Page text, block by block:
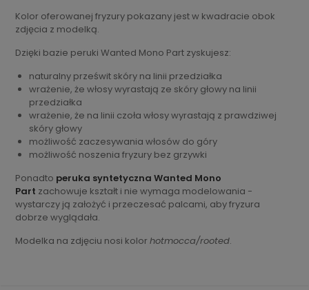
Kolor oferowanej fryzury pokazany jest w kwadracie obok
zdjęcia z modelką.
Dzięki bazie peruki Wanted Mono Part zyskujesz:
naturalny prześwit skóry na linii przedziałka
wrażenie, że włosy wyrastają ze skóry głowy na linii
przedziałka
wrażenie, że na linii czoła włosy wyrastają z prawdziwej
skóry głowy
możliwość zaczesywania włosów do góry
możliwość noszenia fryzury bez grzywki
Ponadto peruka syntetyczna Wanted Mono
Part zachowuje kształt i nie wymaga modelowania -
wystarczy ją założyć i przeczesać palcami, aby fryzura
dobrze wyglądała.
Modelka na zdjęciu nosi kolor hotmocca/rooted.